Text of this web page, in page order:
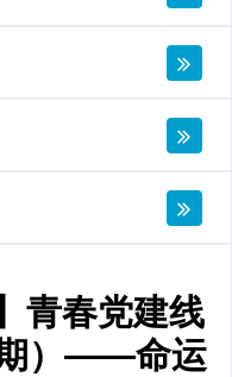
青春党建线
）——命运